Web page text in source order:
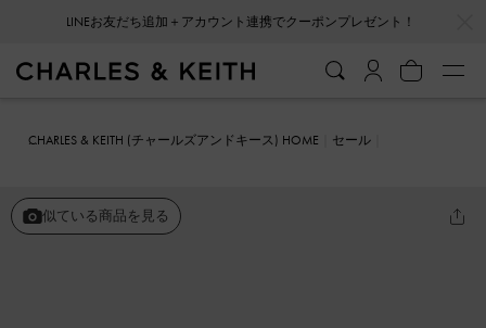
LINEお友だち追加＋アカウント連携でクーポンプレゼント！
CHARLES & KEITH (チャールズアンドキース) HOME
セール
似ている商品を見る